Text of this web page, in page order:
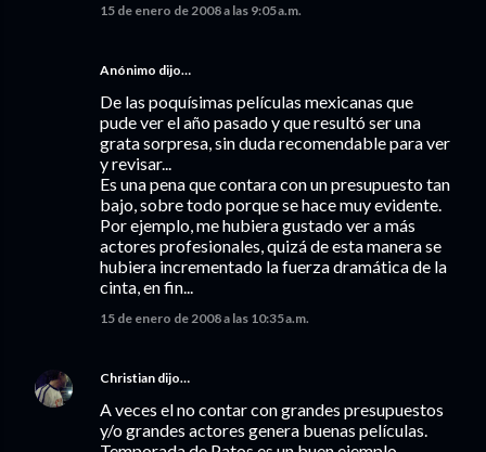
15 de enero de 2008 a las 9:05 a.m.
Anónimo dijo…
De las poquísimas películas mexicanas que
pude ver el año pasado y que resultó ser una
grata sorpresa, sin duda recomendable para ver
y revisar...
Es una pena que contara con un presupuesto tan
bajo, sobre todo porque se hace muy evidente.
Por ejemplo, me hubiera gustado ver a más
actores profesionales, quizá de esta manera se
hubiera incrementado la fuerza dramática de la
cinta, en fin...
15 de enero de 2008 a las 10:35 a.m.
Christian dijo…
A veces el no contar con grandes presupuestos
y/o grandes actores genera buenas películas.